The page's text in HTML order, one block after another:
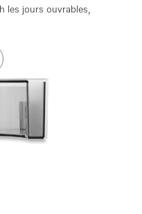
les jours ouvrables,